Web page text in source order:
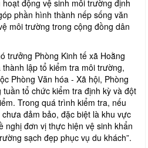
động vệ sinh môi trường định
phần hình thành nếp sống văn
môi trường trong cộng đồng dân
trưởng Phòng Kinh tế xã Hoằng
thành lập tổ kiểm tra môi trường,
Phòng Văn hóa - Xã hội, Phòng
tổ chức kiểm tra định kỳ và đột
Trong quá trình kiểm tra, nếu
đảm bảo, đặc biệt là khu vực
nghị đơn vị thực hiện vệ sinh khẩn
sạch đẹp phục vụ du khách”.